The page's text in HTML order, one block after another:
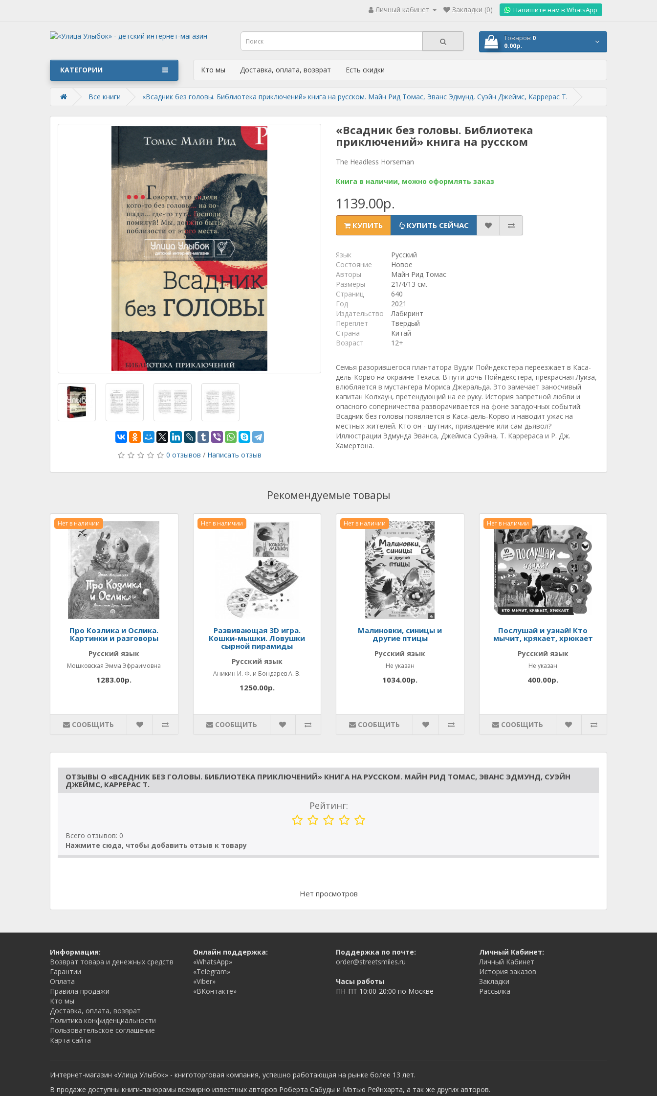
Личный кабинет Закладки (0) Напишите нам в WhatsApp
Товаров 0
0.00р.
КАТЕГОРИИ Кто мы Доставка, оплата, возврат Есть скидки
Все книги «Всадник без головы. Библиотека приключений» книга на русском. Майн Рид Томас, Эванс Эдмунд, Суэйн Джеймс, Каррерас Т.
0 отзывов / Написать отзыв
«Всадник без головы. Библиотека
приключений» книга на русском
The Headless Horseman
Книга в наличии, можно оформлять заказ
1139.00р.
КУПИТЬ КУПИТЬ СЕЙЧАС
Язык
Русский
Состояние
Новое
Авторы
Майн Рид Томас
Размеры
21/4/13 см.
Страниц
640
Год
2021
Издательство
Лабиринт
Переплет
Твердый
Страна
Китай
Возраст
12+
Семья разорившегося плантатора Вудли Пойндекстера переезжает в Каса-
дель-Корво на окраине Техаса. В пути дочь Пойндекстера, прекрасная Луиза,
влюбляется в мустангера Мориса Джеральда. Это замечает заносчивый
капитан Колхаун, претендующий на ее руку. История запретной любви и
опасного соперничества разворачивается на фоне загадочных событий:
Всадник без головы появляется в Каса-дель-Корво и наводит ужас на
местных жителей. Кто он - шутник, привидение или сам дьявол?
Иллюстрации Эдмунда Эванса, Джеймса Суэйна, Т. Каррераса и Р. Дж.
Хамертона.
Рекомендуемые товары
Нет в наличии
Про Козлика и Ослика.
Картинки и разговоры
Русский язык
Мошковская Эмма Эфраимовна
1283.00р.
СООБЩИТЬ
Нет в наличии
Развивающая 3D игра.
Кошки-мышки. Ловушки
сырной пирамиды
Русский язык
Аникин И. Ф. и Бондарев А. В.
1250.00р.
СООБЩИТЬ
Нет в наличии
Малиновки, синицы и
другие птицы
Русский язык
Не указан
1034.00р.
СООБЩИТЬ
Нет в наличии
Послушай и узнай! Кто
мычит, крякает, хрюкает
Русский язык
Не указан
400.00р.
СООБЩИТЬ
ОТЗЫВЫ О «ВСАДНИК БЕЗ ГОЛОВЫ. БИБЛИОТЕКА ПРИКЛЮЧЕНИЙ» КНИГА НА РУССКОМ. МАЙН РИД ТОМАС, ЭВАНС ЭДМУНД, СУЭЙН
ДЖЕЙМС, КАРРЕРАС Т.
Рейтинг:
Всего отзывов: 0
Нажмите сюда, чтобы добавить отзыв к товару
Нет просмотров
Информация:
Возврат товара и денежных средств
Гарантии
Оплата
Правила продажи
Кто мы
Доставка, оплата, возврат
Политика конфиденциальности
Пользовательское соглашение
Карта сайта
Онлайн поддержка:
«WhatsApp»
«Telegram»
«Viber»
«ВКонтакте»
Поддержка по почте:
order@streetsmiles.ru
Часы работы
ПН-ПТ 10:00-20:00 по Москве
Личный Кабинет:
Личный Кабинет
История заказов
Закладки
Рассылка
Интернет-магазин «Улица Улыбок» - книготорговая компания, успешно работающая на рынке более 13 лет.
В продаже доступны книги-панорамы всемирно известных авторов Роберта Сабуды и Мэтью Рейнхарта, а так же других авторов.